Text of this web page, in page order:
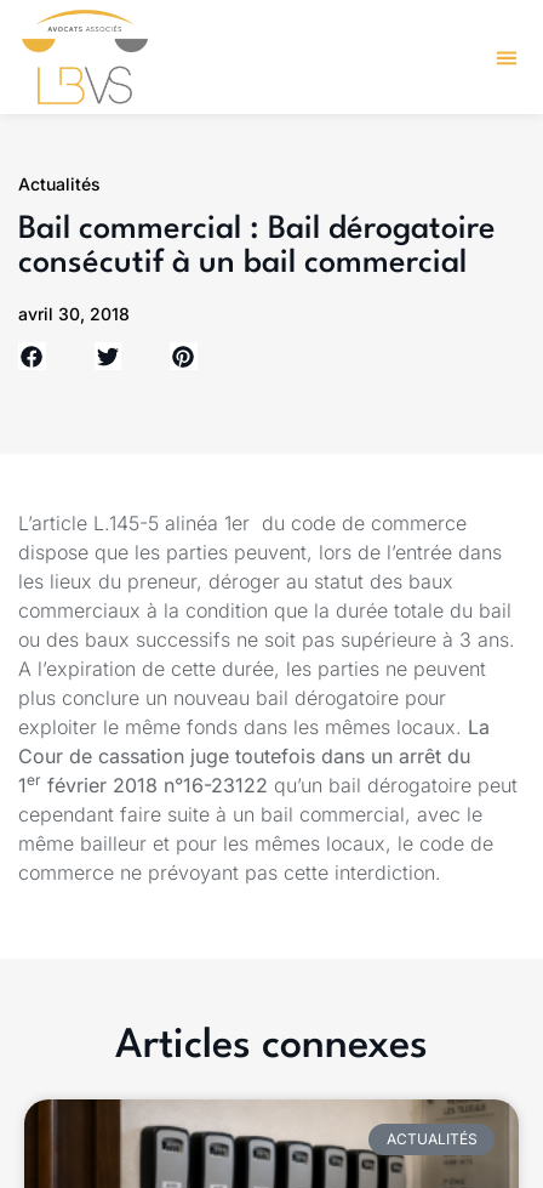
Actualités
Bail commercial : Bail dérogatoire
consécutif à un bail commercial
avril 30, 2018
L’article L.145-5 alinéa 1er du code de commerce
dispose que les parties peuvent, lors de l’entrée dans
les lieux du preneur, déroger au statut des baux
commerciaux à la condition que la durée totale du bail
ou des baux successifs ne soit pas supérieure à 3 ans.
A l’expiration de cette durée, les parties ne peuvent
plus conclure un nouveau bail dérogatoire pour
exploiter le même fonds dans les mêmes locaux. La
Cour de cassation juge toutefois dans un arrêt du
1er février 2018 n°16-23122 qu’un bail dérogatoire peut
cependant faire suite à un bail commercial, avec le
même bailleur et pour les mêmes locaux, le code de
commerce ne prévoyant pas cette interdiction.
Articles connexes
ACTUALITÉS